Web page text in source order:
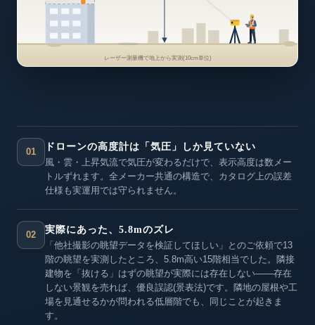
レーザー測量機で地上から実測(10cm単位)
01 ドローンの高度計は「気圧」しか見ていない
風・雲・上昇気流で気圧が変わるだけで、表示高度は数メー
トルずれます。全メーカー共通の構造で、カタログ上の誤差
仕様も実運用では守られません。
02 実際にあった、5.8mのズレ
「他社撮影の眺望データを検証してほしい」とのご依頼で13
階の眺望を実測したところ、5.8m高い15階相当でした。隣接
建物を「抜ける」はずの眺望が実際には存在しない——存在
しない景観を売れば、優良誤認(景表法)です。隣地の屋根や工
場を見通せるかが問われる低層階でも、同じことが起きま
す。